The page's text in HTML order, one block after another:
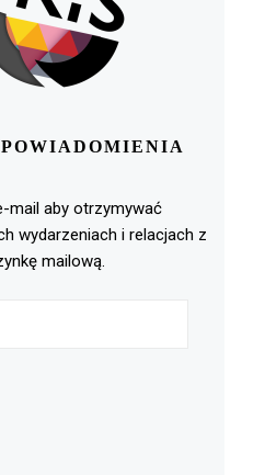
mail aby otrzymywać
wydarzeniach i relacjach z
mailową.